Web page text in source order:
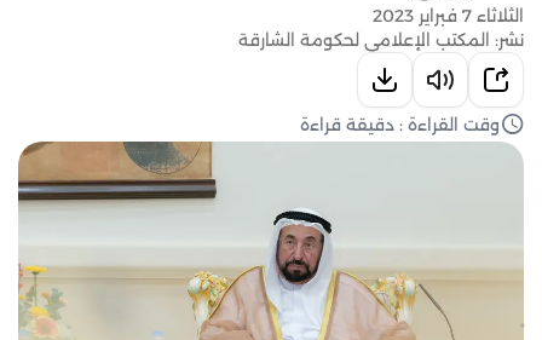
الثلاثاء 7 فبراير 2023
نشر: المكتب الإعلامي لحكومة الشارقة
وقت القراءة : دقيقة قراءة